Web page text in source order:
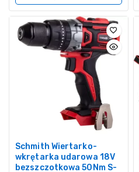
Schmith Wiertarko-
wkrętarka udarowa 18V
bezszczotkowa 50Nm S-